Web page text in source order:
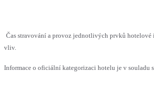
Čas stravování a provoz jednotlivých prvků hotelové
vliv.
Informace o oficiální kategorizaci hotelu je v souladu